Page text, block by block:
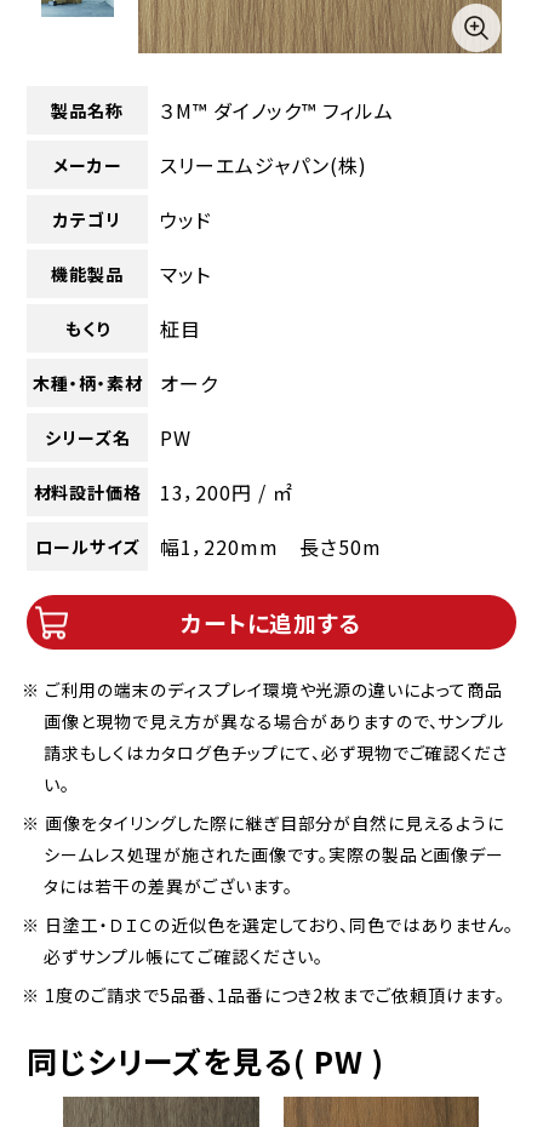
製品名称 ３M™ ダイノック™ フィルム
メーカー スリーエムジャパン(株)
カテゴリ ウッド
機能製品 マット
もくり 柾目
木種・柄・素材 オーク
シリーズ名 PW
材料設計価格 13，200円 / ㎡
ロールサイズ 幅1，220mm 長さ50m
カートに追加する
※ ご利用の端末のディスプレイ環境や光源の違いによって商品
画像と現物で見え方が異なる場合がありますので、サンプル
請求もしくはカタログ色チップにて、必ず現物でご確認くださ
い。
※ 画像をタイリングした際に継ぎ目部分が自然に見えるように
シームレス処理が施された画像です。実際の製品と画像デー
タには若干の差異がございます。
※ 日塗工・ＤＩＣの近似色を選定しており、同色ではありません。
必ずサンプル帳にてご確認ください。
※ 1度のご請求で5品番、1品番につき2枚までご依頼頂けます。
同じシリーズを見る( PW )